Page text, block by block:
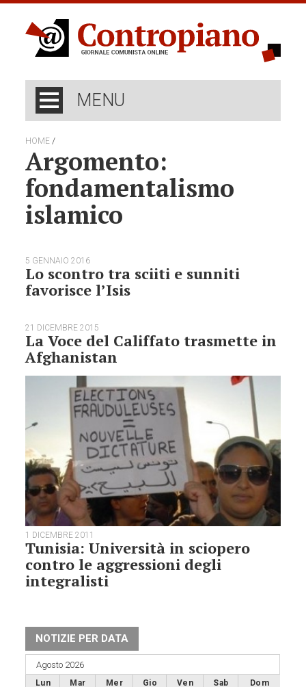
MENU
HOME /
Argomento:
fondamentalismo
islamico
5 GENNAIO 2016
Lo scontro tra sciiti e sunniti
favorisce l’Isis
21 DICEMBRE 2015
La Voce del Califfato trasmette in
Afghanistan
1 DICEMBRE 2011
Tunisia: Università in sciopero
contro le aggressioni degli
integralisti
NOTIZIE PER DATA
Agosto 2026
Lun Mar Mer Gio Ven Sab Dom